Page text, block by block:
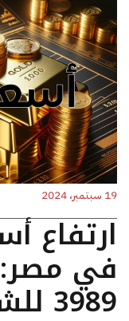
19 سبتمبر، 2024
ارتفاع